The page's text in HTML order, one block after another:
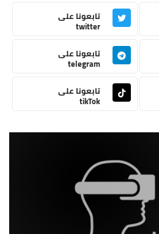
تابعونا على
twitter
تابعونا على
telegram
تابعونا على
tikTok